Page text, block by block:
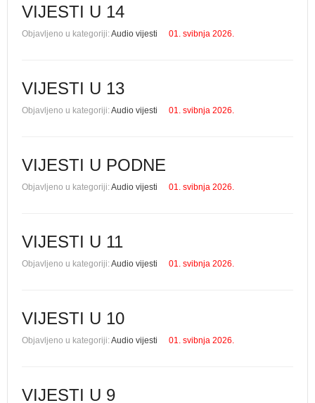
VIJESTI U 14
Objavljeno u kategoriji:Audio vijesti 01. svibnja 2026.
VIJESTI U 13
Objavljeno u kategoriji:Audio vijesti 01. svibnja 2026.
VIJESTI U PODNE
Objavljeno u kategoriji:Audio vijesti 01. svibnja 2026.
VIJESTI U 11
Objavljeno u kategoriji:Audio vijesti 01. svibnja 2026.
VIJESTI U 10
Objavljeno u kategoriji:Audio vijesti 01. svibnja 2026.
VIJESTI U 9